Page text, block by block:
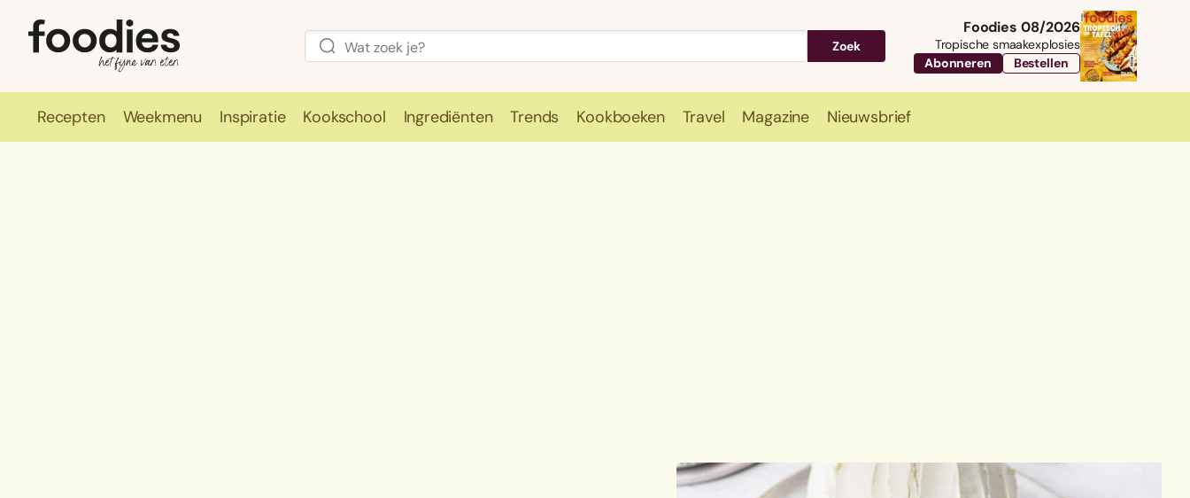
Zoek
Foodies 08/2026
Tropische smaakexplosies
Abonneren
Bestellen
Recepten Weekmenu Inspiratie Kookschool Ingrediënten Trends Kookboeken Travel Magazine Nieuwsbrief